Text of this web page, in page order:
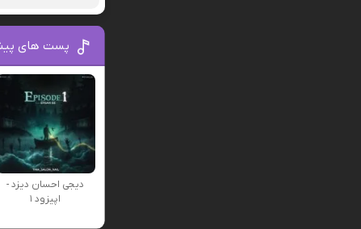
پست های
دیجی احسان دیزد -
اپیزود ۱